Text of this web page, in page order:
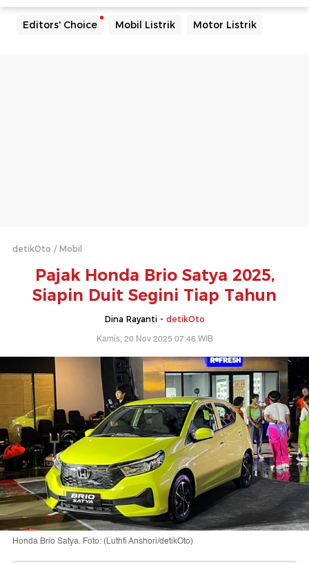
Editors' Choice Mobil Listrik Motor Listrik
detikOto Mobil
Pajak Honda Brio Satya 2025,
Siapin Duit Segini Tiap Tahun
Dina Rayanti - detikOto
Kamis, 20 Nov 2025 07:46 WIB
Honda Brio Satya. Foto: (Luthfi Anshori/detikOto)